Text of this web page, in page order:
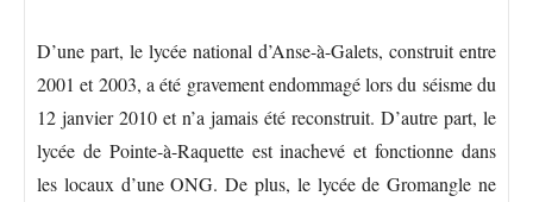
D’une part, le lycée national d’Anse-à-Galets, construit entre
2001 et 2003, a été gravement endommagé lors du séisme du
12 janvier 2010 et n’a jamais été reconstruit. D’autre part, le
lycée de Pointe-à-Raquette est inachevé et fonctionne dans
les locaux d’une ONG. De plus, le lycée de Gromangle ne